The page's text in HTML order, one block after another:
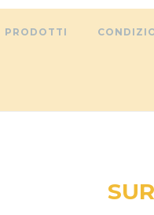
PRODOTTI